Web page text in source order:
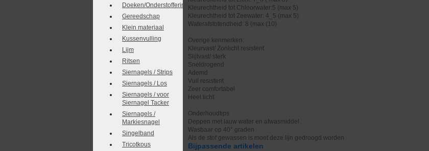
Doeken/Onderstoffering
Gereedschap
Klein materiaal
Kussenvulling
Lijm
Ritsen
Siernagels / Strips
Siernagels / Los
Siernagels / voor
Siernagel Tacker
Siernagels /
Markiesnagel
Singelband
Tricotkous
Kleurechtheid tot Chloorwater:5 (max 5)
Kleurechtheid tot Zeewater: 4_5 (max 5)
Waterafstotendheid: 8 (max (10)
Overige kenmerken:
Kleurvast/ Zonlicht resistent
Slijtvast/ sterk
Sneldrogend
Ademd
Vuil resistent
Zeer comfortabel
Heel licht
Onderhoudtips
Deppen met lauw water en afwasmiddel
Wasbaar op 40° graden
Als de stof gewassen is moet deze lijn gedroogd worden
Bijpassende artikelen